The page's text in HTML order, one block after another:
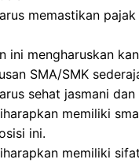
memastikan
ini mengharuskan
SMA/SMK
sehat jasmani
memiliki
ini.
memiliki